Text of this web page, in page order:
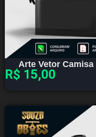
Arte Vetor
R$ 15,00